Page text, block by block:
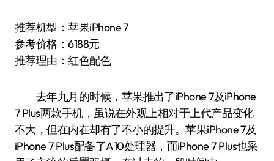
推荐机型：苹果iPhone 7
参考价格：6188元
推荐理由：红色配色
去年九月的时候，苹果推出了iPhone 7及iPhone
7 Plus两款手机，虽说在外观上相对于上代产品变化
不大，但在内在却有了不小的提升。苹果iPhone 7及
iPhone 7 Plus配备了A10处理器，而iPhone 7 Plus也采